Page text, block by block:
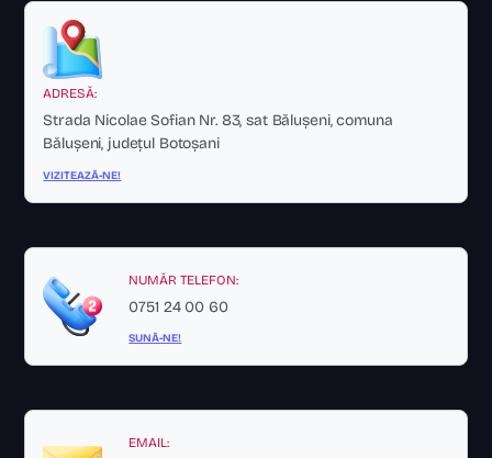
ADRESĂ:
Strada Nicolae Sofian Nr. 83, sat Bălușeni, comuna
Bălușeni, județul Botoșani
VIZITEAZĂ-NE!
NUMĂR TELEFON:
0751 24 00 60
SUNĂ-NE!
EMAIL: